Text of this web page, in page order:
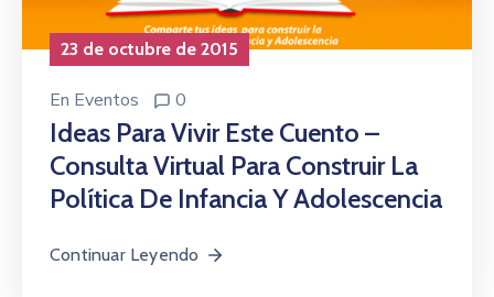
23 de octubre de 2015
En Eventos 0
Ideas Para Vivir Este Cuento –
Consulta Virtual Para Construir La
Política De Infancia Y Adolescencia
Continuar Leyendo